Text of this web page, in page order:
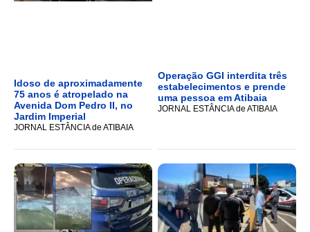
Idoso de aproximadamente
75 anos é atropelado na
Avenida Dom Pedro II, no
Jardim Imperial
JORNAL ESTÂNCIA de ATIBAIA
Operação GGI interdita três
estabelecimentos e prende
uma pessoa em Atibaia
JORNAL ESTÂNCIA de ATIBAIA